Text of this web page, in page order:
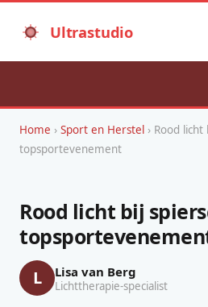
Ultrastudio
Home › Sport en Herstel › Rood
topsportevenement
Rood licht bij
L Lisa van Berg
Lichttherapie-specialist